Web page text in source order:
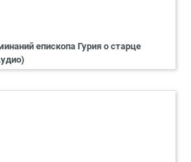
епископа Гурия о старце